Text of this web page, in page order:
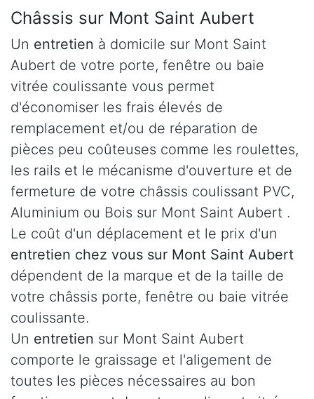
Châssis sur Mont Saint Aubert
Un entretien à domicile sur Mont Saint
Aubert de votre porte, fenêtre ou baie
vitrée coulissante vous permet
d'économiser les frais élevés de
remplacement et/ou de réparation de
pièces peu coûteuses comme les roulettes,
les rails et le mécanisme d'ouverture et de
fermeture de votre châssis coulissant PVC,
Aluminium ou Bois sur Mont Saint Aubert .
Le coût d'un déplacement et le prix d'un
entretien chez vous sur Mont Saint Aubert
dépendent de la marque et de la taille de
votre châssis porte, fenêtre ou baie vitrée
coulissante.
Un entretien sur Mont Saint Aubert
comporte le graissage et l'aligement de
toutes les pièces nécessaires au bon